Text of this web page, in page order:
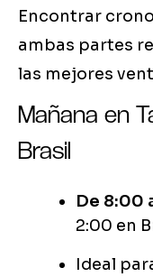
Encontrar
ambas partes
las mejores
Mañana en
Brasil
De 8:00
2:00 en
Ideal